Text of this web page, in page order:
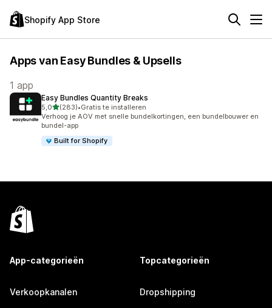
Shopify App Store
Apps van Easy Bundles & Upsells
1 app
Easy Bundles Quantity Breaks
5,0van 5 sterren
(283)
283 recensies in totaal
•Gratis te installeren
Verhoog je AOV met snelle bundelkortingen, een bundelbouwer en
bundel-app
Built for Shopify
App-categorieën
Verkoopkanalen
Topcategorieën
Dropshipping